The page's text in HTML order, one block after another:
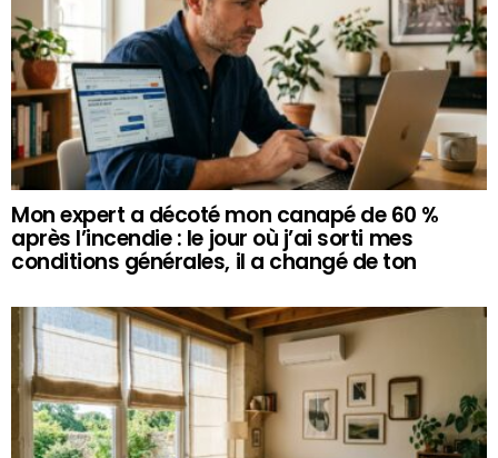
Mon expert a décoté mon canapé de 60 %
après l’incendie : le jour où j’ai sorti mes
conditions générales, il a changé de ton